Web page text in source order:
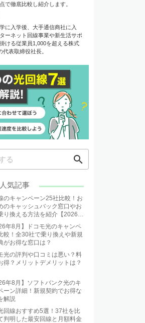
で徹底比較し紹介します。
に入学後、大手通信商社に入
ーネット回線事業や新生活サポ
ける従業員1,000を超える株式
代表取締役社長。
search
人気記事
のキャンペーン25社比較！お
のキャッシュバック窓口やお
り換える方法を紹介【2026年
年8月】ドコモ光のキャンペ
較！全30社で乗り換えや新規
がお得な窓口は？
光の評判や口コミは悪い？料
得？メリットデメリットは？
年8月】ソフトバンク光のキ
ーン詳細！新規契約でお得な
解説
回線おすすめ5選！37社を比
判明した最安回線と月額料金